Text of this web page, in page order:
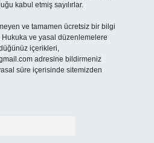
kabul etmiş sayılırlar.
ve tamamen ücretsiz bir bilgi
Hukuka ve yasal düzenlemelere
içerikleri,
adresine bildirmeniz
süre içerisinde sitemizden